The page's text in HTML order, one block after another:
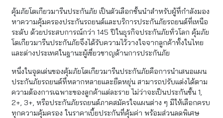
คุ้มภัยโตเกียวมารีนประกันภัย เป็นตัวเลือกชั้นนำสำหรับผู้ที่กำลังมอง
หาความคุ้มครองประกันรถยนต์และบริการประกันภัยรถยนต์ที่เหนือ
ระดับ ด้วยประสบการณ์กว่า 145 ปีในธุรกิจประกันภัยทั่วโลก คุ้มภัย
โตเกียวมารีนประกันภัยจึงได้รับความไว้วางใจจากลูกค้าทั้งในไทย
และต่างประเทศในฐานะผู้เชี่ยวชาญด้านการประกันภัย
หนึ่งในจุดเด่นของคุ้มภัยโตเกียวมารีนประกันภัยคือการนำเสนอแผน
ประกันภัยรถยนต์ที่หลากหลายและยืดหยุ่น สามารถปรับแต่งได้ตาม
ความต้องการเฉพาะของลูกค้าแต่ละราย ไม่ว่าจะเป็นประกันชั้น 1,
2+, 3+, หรือประกันภัยรถยนต์ภาคสมัครใจแผนต่าง ๆ มีให้เลือกครบ
ทุกความคุ้มครอง ในราคาเบี้ยประกันที่คุ้มค่า พร้อมส่วนลดพิเศษ